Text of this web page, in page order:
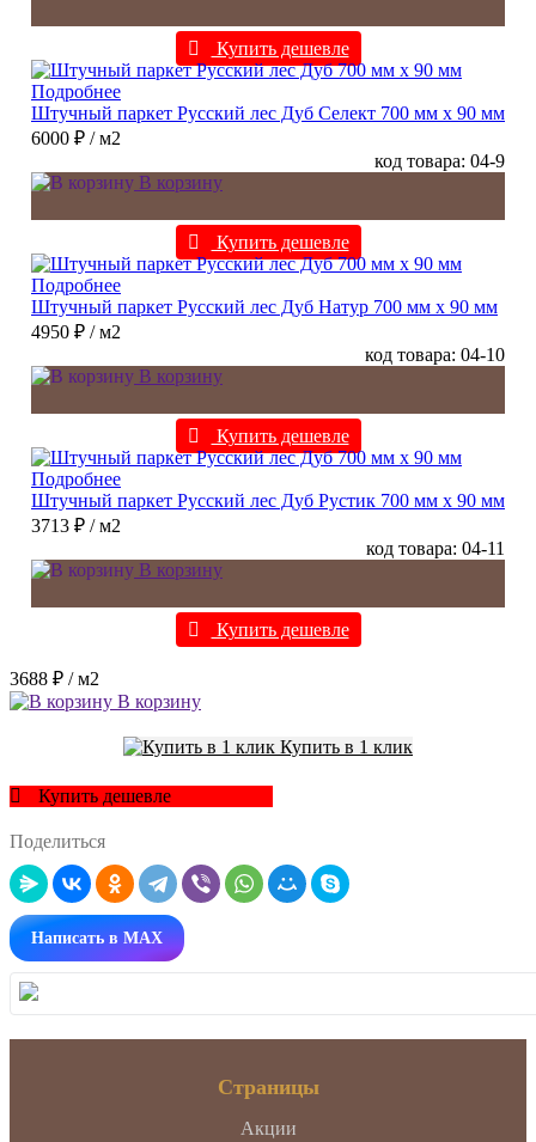
Купить дешевле
Подробнее
Штучный паркет Русский лес Дуб Селект 700 мм х 90 мм
6000 ₽ / м2
код товара: 04-9
В корзину
Купить дешевле
Подробнее
Штучный паркет Русский лес Дуб Натур 700 мм х 90 мм
4950 ₽ / м2
код товара: 04-10
В корзину
Купить дешевле
Подробнее
Штучный паркет Русский лес Дуб Рустик 700 мм х 90 мм
3713 ₽ / м2
код товара: 04-11
В корзину
Купить дешевле
3688 ₽ / м2
В корзину
Купить в 1 клик
Купить дешевле
Поделиться
Написать в MAX
Страницы
Акции